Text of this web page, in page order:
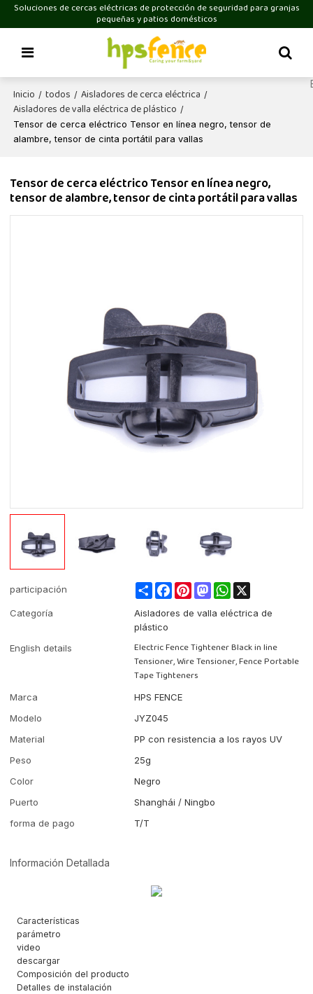
Soluciones de cercas eléctricas de protección de seguridad para granjas
pequeñas y patios domésticos
Inicio / todos / Aisladores de cerca eléctrica /
Aisladores de valla eléctrica de plástico /
Tensor de cerca eléctrico Tensor en línea negro, tensor de
alambre, tensor de cinta portátil para vallas
Tensor de cerca eléctrico Tensor en línea negro,
tensor de alambre, tensor de cinta portátil para vallas
participación ShareFacebookPinterestMastodon
WhatsApp
Categoría
Aisladores de valla eléctrica de
plástico
English details
Electric Fence Tightener Black in line
Tensioner, Wire Tensioner, Fence Portable
Tape Tighteners
Marca
HPS FENCE
Modelo
JYZ045
Material
PP con resistencia a los rayos UV
Peso
25g
Color
Negro
Puerto
Shanghái / Ningbo
forma de pago
T/T
Información Detallada
Características
parámetro
video
descargar
Composición del producto
Detalles de instalación